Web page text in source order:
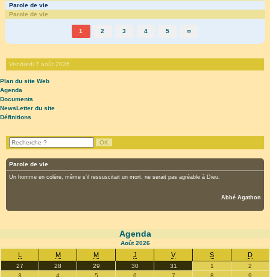
Parole de vie
Parole de vie
1 2 3 4 5 ∞
Vendredi 7 août 2026
Plan du site Web
Agenda
Documents
NewsLetter du site
Définitions
Parole de vie
Un homme en colère, même s’il ressuscitait un mort, ne serait pas agréable à Dieu.
Abbé Agathon
Agenda
Août2026
L M M J V S D
27 28 29 30 31 1
2
3
4 5 6 7 8 9